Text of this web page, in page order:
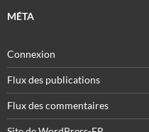
MÉTA
Connexion
Flux des publications
Flux des commentaires